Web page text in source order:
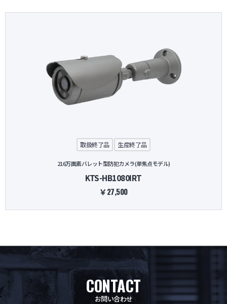
取扱終了品 生産終了品
216万画素バレット型防犯カメラ(単焦点モデル)
KTS-HB1080IRT
￥27,500
CONTACT
お問い合わせ